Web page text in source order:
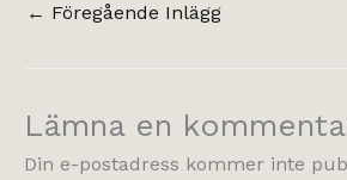
← Föregående Inlägg
Lämna en
Din e-postadress kommer inte